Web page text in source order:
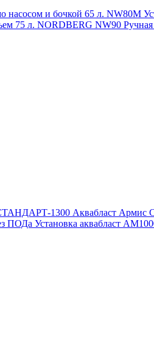
насосом и бочкой 65 л. NW80M
75 л. NORDBERG NW90
1300 Аквабласт
ПОДа Установка аквабласт